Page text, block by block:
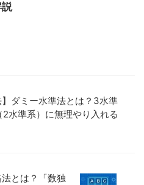
説
】ダミー水準法とは？3水準
水準系）に無理やり入れる
法とは？「数独